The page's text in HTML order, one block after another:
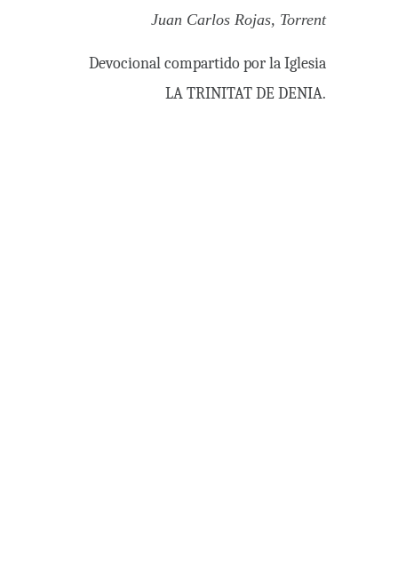
Juan Carlos Rojas, Torrent
Devocional compartido por la Iglesia
LA TRINITAT DE DENIA.